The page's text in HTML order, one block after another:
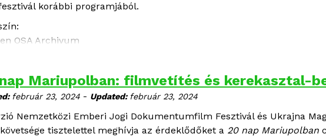
korábbi programjából.
OSA Archivum
eredeti nyelven, angol és magyar felirattal vetítjük.
ingyenes.
program:
Mariupolban: filmvetítés és kerekasztal-
február 23, 2024 - Updated: február 23, 2024
Nemzetközi Emberi Jogi Dokumentumfilm Fesztivál és Ukrajna
tisztelettel meghívja az érdeklődőket a 20 nap Mariupolban